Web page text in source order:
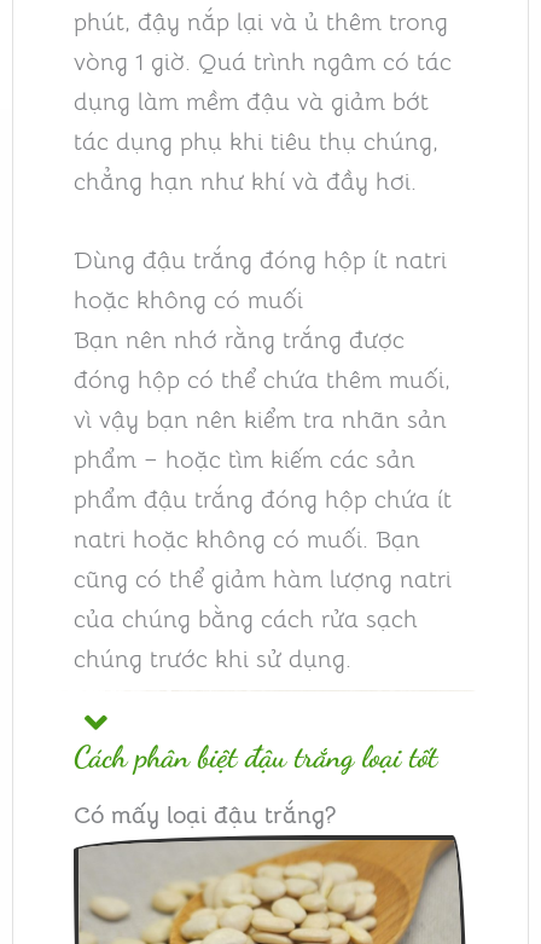
phút, đậy nắp lại và ủ thêm trong
vòng 1 giờ. Quá trình ngâm có tác
dụng làm mềm đậu và giảm bớt
tác dụng phụ khi tiêu thụ chúng,
chẳng hạn như khí và đầy hơi.
Dùng đậu trắng đóng hộp ít natri
hoặc không có muối
Bạn nên nhớ rằng trắng được
đóng hộp có thể chứa thêm muối,
vì vậy bạn nên kiểm tra nhãn sản
phẩm – hoặc tìm kiếm các sản
phẩm đậu trắng đóng hộp chứa ít
natri hoặc không có muối. Bạn
cũng có thể giảm hàm lượng natri
của chúng bằng cách rửa sạch
chúng trước khi sử dụng.
Cách phân biệt đậu trắng loại tốt
Có mấy loại đậu trắng?